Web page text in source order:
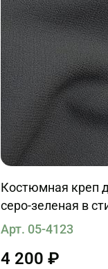
Костюмная креп
серо-зеленая в
Арт. 05-4123
4 200 ₽